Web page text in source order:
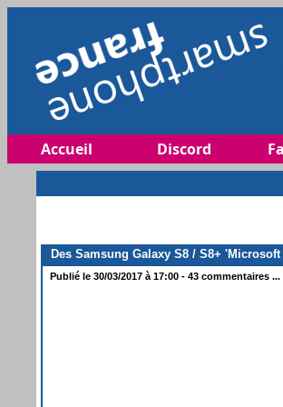
Accueil Discord
Des Samsung Galaxy S8 / S8+
Publié le 30/03/2017 à 17:00 - 43 commentaires ...